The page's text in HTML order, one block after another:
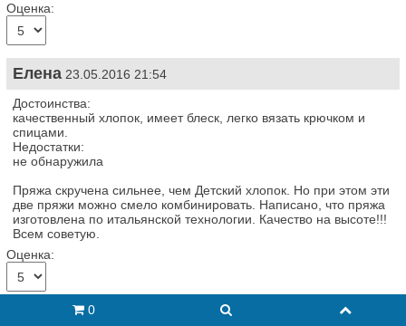
Оценка:
Елена 23.05.2016 21:54
Достоинства:
качественный хлопок, имеет блеск, легко вязать крючком и
спицами.
Недостатки:
не обнаружила
Пряжа скручена сильнее, чем Детский хлопок. Но при этом эти
две пряжи можно смело комбинировать. Написано, что пряжа
изготовлена по итальянской технологии. Качество на высоте!!!
Всем советую.
Оценка:
Оставить отзыв
0